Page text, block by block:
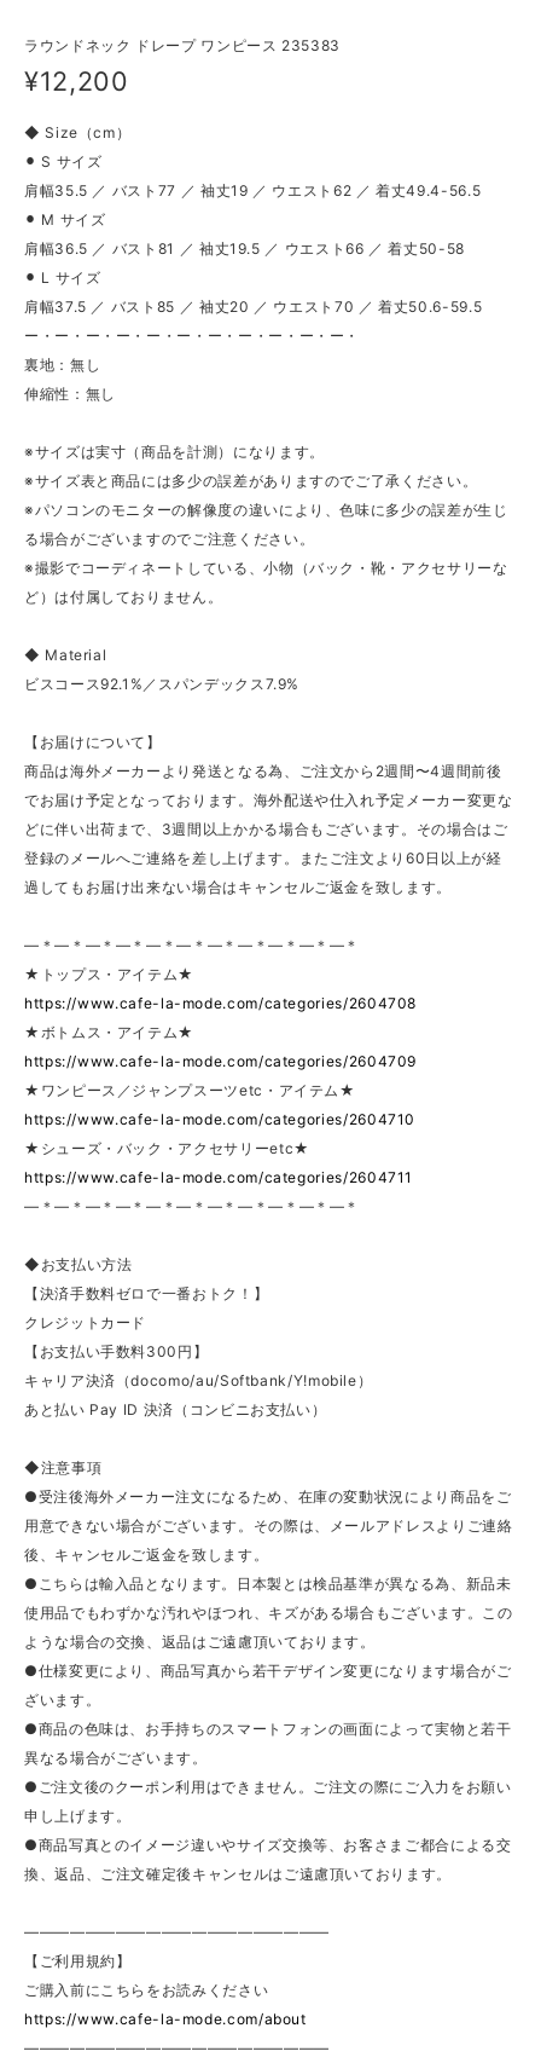
ラウンドネック ドレープ ワンピース 235383
¥12,200
◆ Size（cm）
⚫︎ S サイズ
肩幅35.5 ／ バスト77 ／ 袖丈19 ／ ウエスト62 ／ 着丈49.4-56.5
⚫︎ M サイズ
肩幅36.5 ／ バスト81 ／ 袖丈19.5 ／ ウエスト66 ／ 着丈50-58
⚫︎ L サイズ
肩幅37.5 ／ バスト85 ／ 袖丈20 ／ ウエスト70 ／ 着丈50.6-59.5
ー・ー・ー・ー・ー・ー・ー・ー・ー・ー・ー・
裏地：無し
伸縮性：無し
※サイズは実寸（商品を計測）になります。
※サイズ表と商品には多少の誤差がありますのでご了承ください。
※パソコンのモニターの解像度の違いにより、色味に多少の誤差が生じ
る場合がございますのでご注意ください。
※撮影でコーディネートしている、小物（バック・靴・アクセサリーな
ど）は付属しておりません。
◆ Material
ビスコース92.1%／スパンデックス7.9%
【お届けについて】
商品は海外メーカーより発送となる為、ご注文から2週間〜4週間前後
でお届け予定となっております。海外配送や仕入れ予定メーカー変更な
どに伴い出荷まで、3週間以上かかる場合もございます。その場合はご
登録のメールへご連絡を差し上げます。またご注文より60日以上が経
過してもお届け出来ない場合はキャンセルご返金を致します。
—＊—＊—＊—＊—＊—＊—＊—＊—＊—＊—＊
★トップス・アイテム★
https://www.cafe-la-mode.com/categories/2604708
★ボトムス・アイテム★
https://www.cafe-la-mode.com/categories/2604709
★ワンピース／ジャンプスーツetc・アイテム★
https://www.cafe-la-mode.com/categories/2604710
★シューズ・バック・アクセサリーetc★
https://www.cafe-la-mode.com/categories/2604711
—＊—＊—＊—＊—＊—＊—＊—＊—＊—＊—＊
◆お支払い方法
【決済手数料ゼロで一番おトク！】
クレジットカード
【お支払い手数料300円】
キャリア決済（docomo/au/Softbank/Y!mobile）
あと払い Pay ID 決済（コンビニお支払い）
◆注意事項
●受注後海外メーカー注文になるため、在庫の変動状況により商品をご
用意できない場合がございます。その際は、メールアドレスよりご連絡
後、キャンセルご返金を致します。
●こちらは輸入品となります。日本製とは検品基準が異なる為、新品未
使用品でもわずかな汚れやほつれ、キズがある場合もございます。この
ような場合の交換、返品はご遠慮頂いております。
●仕様変更により、商品写真から若干デザイン変更になります場合がご
ざいます。
●商品の色味は、お手持ちのスマートフォンの画面によって実物と若干
異なる場合がございます。
●ご注文後のクーポン利用はできません。ご注文の際にご入力をお願い
申し上げます。
●商品写真とのイメージ違いやサイズ交換等、お客さまご都合による交
換、返品、ご注文確定後キャンセルはご遠慮頂いております。
————————————————————
【ご利用規約】
ご購入前にこちらをお読みください
https://www.cafe-la-mode.com/about
————————————————————